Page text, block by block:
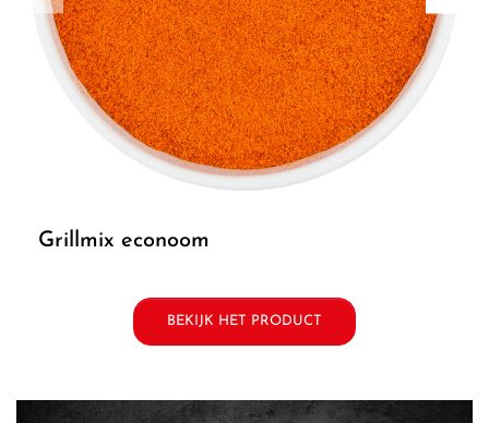
grillmix econoom
BEKIJK HET PRODUCT